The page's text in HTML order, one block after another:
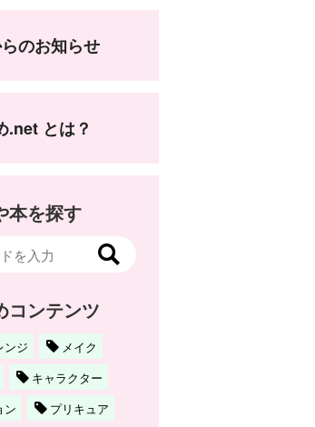
のお知らせ
.net とは？
本を探す
コンテンツ
ンジ
メイク
キャラクター
ン
プリキュア